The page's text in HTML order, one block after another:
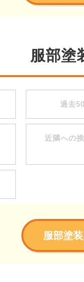
服部塗
過去
近隣への
服部塗